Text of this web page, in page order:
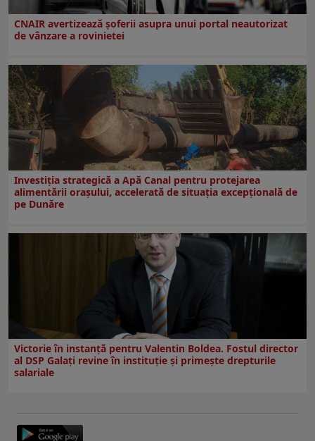
CNAIR avertizează șoferii asupra unui portal neautorizat
de vânzare a rovinietei
Investiția strategică a Apă Canal pentru protejarea
alimentării orașului, accelerată de situația excepțională de
pe Dunăre
Victorie în instanță pentru Valentin Boldea. Fostul director
al DSP Galați revine în instituție și primește drepturile
salariale